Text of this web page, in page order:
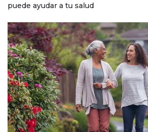
puede ayudar a tu salud